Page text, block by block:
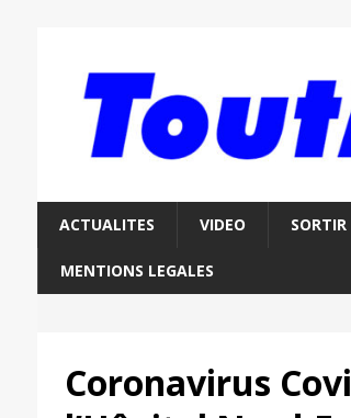
ACTUALITES VIDEO SORTIR
MENTIONS LEGALES
Coronavirus